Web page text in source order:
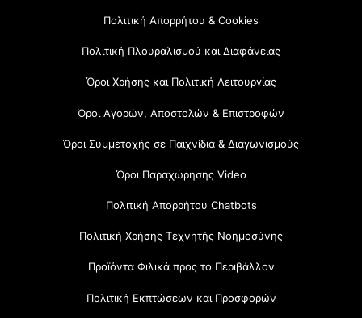
Πολιτική Απορρήτου & Cookies
Πολιτική Πλουραλισμού και Διαφάνειας
Όροι Χρήσης και Πολιτική Λειτουργίας
Όροι Αγορών, Αποστολών & Επιστροφών
Όροι Συμμετοχής σε Παιχνίδια & Διαγωνισμούς
Όροι Παραχώρησης Video
Πολιτική Απορρήτου Chatbots
Πολιτική Χρήσης Τεχνητής Νοημοσύνης
Προϊόντα Φιλικά προς το Περιβάλλον
Πολιτική Εκπτώσεων και Προσφορών